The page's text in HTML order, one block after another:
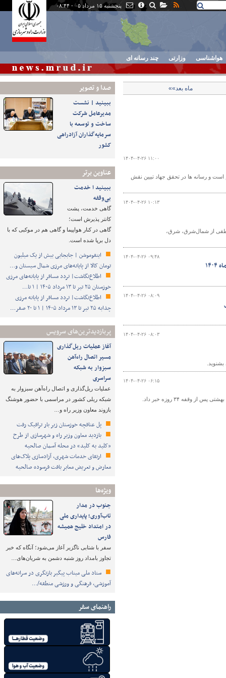
پنجشنبه ۱۵ مرداد ۰۵ - ۰۸:۴۴
هواشناسی وزارتی چند رسانه ای
صدا و تصوير
ببینید | نشست
مدیرعامل شرکت
ساخت و توسعه با
سرمایه‌گذاران آزادراهی
کشور
عناوین برتر
ببینید ا خدمت
بی‌وقفه
گاهی خدمت، پشت
کانتر پذیرش است؛
گاهی در کنار هواپیما و گاهی هم در موکبی که با
دل برپا شده است.
اینفوموشن | جابجایی بیش از یک میلیون
تومان کالا از پایانه‌های مرزی شمال سیستان و…
اطلاع‌نگاشت| تردد مسافر از پایانه‌های مرزی
خوزستان ۲۵ تیر تا ۱۳ مرداد ۱۴۰۵ | ۱ تا…
اطلاع‌نگاشت| تردد مسافر از پایانه‌ مرزی
چذابه ۲۵ تیر تا ۱۳ مرداد ۱۴۰۵ | ۱ تا ۲۰ صفر…
پربازدیدترین‌های سرویس
آغاز عملیات ریل‌گذاری
مسیر اتصال راه‌آهن
سبزوار به شبکه
سراسری
عملیات ریل‌گذاری و اتصال راه‌آهن سبزوار به
شبکه ریلی کشور در مراسمی با حضور هوشنگ
بازوند معاون وزیر راه و…
پل عنافچه خوزستان زیر بار ترافیک رفت
بازدید معاون وزیر راه و شهرسازی از طرح
«کلید به کلید» در محله آسمان صالحیه
ارتقای خدمات شهری، آزادسازی پلاک‌های
معارض و تعریض معابر بافت فرسوده صالحیه
ویژه‌ها
جنوب در مدار
تاب‌آوری؛ پایداری ملی
در امتداد خلیج همیشه
فارس
سفر با شتابی ناگزیر آغاز می‌شود؛ آنگاه که خبر
تجاوز بامداد روز شنبه دشمن به شریان‌های…
ستاد ملی میناب پیگیر بازنگری در سرانه‌های
آموزشی، فرهنگی و ورزشی منطقه/…
راهنمای سفر
ماه بعد»»
۱۴۰۴-۰۴-۲۶ ۱۱:۰۰
است و رسانه ها در تحقق جهاد تبیین نقش
۱۴۰۴-۰۴-۲۶ ۱۰:۱۳
و کاهش کیفیت هوا در ۵ روز آینده در مناطقی از شمال‌شرق، شرق،
۱۴۰۴-۰۴-۲۶ ۰۹:۴۸
۱۴۰۴-۰۴-۲۶ ۰۸:۰۹
۱۴۰۴-۰۴-۲۶ ۰۸:۰۳
۱۴۰۴-۰۴-۲۶ ۰۶:۱۵
۳۴ روزه خبر داد.